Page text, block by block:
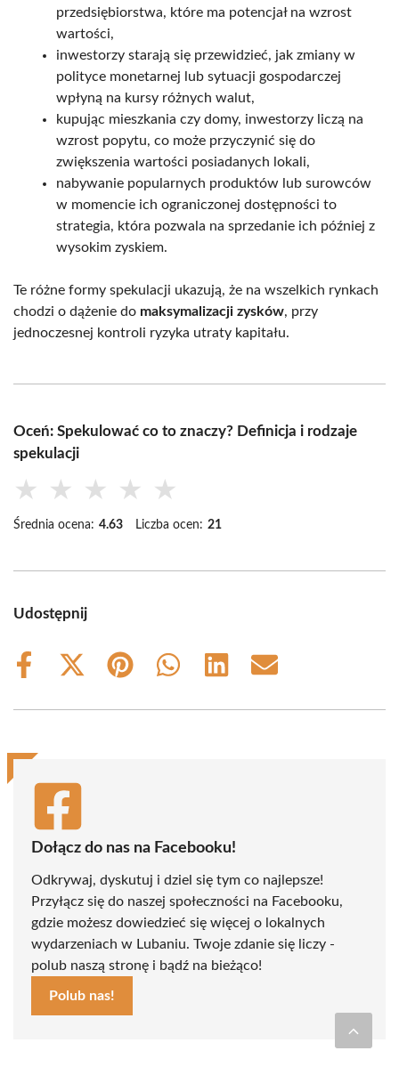
przedsiębiorstwa, które ma potencjał na wzrost
wartości,
inwestorzy starają się przewidzieć, jak zmiany w
polityce monetarnej lub sytuacji gospodarczej
wpłyną na kursy różnych walut,
kupując mieszkania czy domy, inwestorzy liczą na
wzrost popytu, co może przyczynić się do
zwiększenia wartości posiadanych lokali,
nabywanie popularnych produktów lub surowców
w momencie ich ograniczonej dostępności to
strategia, która pozwala na sprzedanie ich później z
wysokim zyskiem.
Te różne formy spekulacji ukazują, że na wszelkich rynkach
chodzi o dążenie do maksymalizacji zysków, przy
jednoczesnej kontroli ryzyka utraty kapitału.
Oceń: Spekulować co to znaczy? Definicja i rodzaje
spekulacji
★ ★ ★ ★ ★
Średnia ocena: 4.63 Liczba ocen: 21
Udostępnij
Share
Share
(Twitter)
Share
Share
Share
Share
Dołącz do nas na Facebooku!
Odkrywaj, dyskutuj i dziel się tym co najlepsze!
Przyłącz się do naszej społeczności na Facebooku,
gdzie możesz dowiedzieć się więcej o lokalnych
wydarzeniach w Lubaniu. Twoje zdanie się liczy -
polub naszą stronę i bądź na bieżąco!
Polub nas!